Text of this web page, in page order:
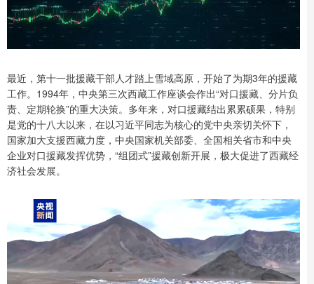
最近，第十一批援藏干部人才踏上雪域高原，开始了为期3年的援藏
工作。1994年，中央第三次西藏工作座谈会作出“对口援藏、分片负
责、定期轮换”的重大决策。多年来，对口援藏结出累累硕果，特别
是党的十八大以来，在以习近平同志为核心的党中央亲切关怀下，
国家加大支援西藏力度，中央国家机关部委、全国相关省市和中央
企业对口援藏发挥优势，“组团式”援藏创新开展，极大促进了西藏经
济社会发展。